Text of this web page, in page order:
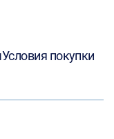
Условия покупки